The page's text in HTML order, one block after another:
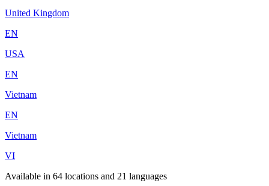
United Kingdom
EN
USA
EN
Vietnam
EN
Vietnam
VI
Available in 64 locations and 21 languages